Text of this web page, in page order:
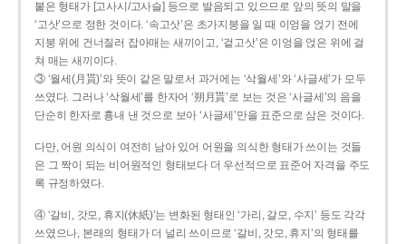
붙은 형태가 [고사시/고사슬] 등으로 발음되고 있으므로 앞의 뜻의 말을
‘고삿’으로 정한 것이다. ‘속고삿’은 초가지붕을 일 때 이엉을 얹기 전에
지붕 위에 건너질러 잡아매는 새끼이고, ‘겉고삿’은 이엉을 얹은 위에 걸
쳐 매는 새끼이다.
③ ‘월세(月貰)’와 뜻이 같은 말로서 과거에는 ‘삭월세’와 ‘사글세’가 모두
쓰였다. 그러나 ‘삭월세’를 한자어 ‘朔月貰’로 보는 것은 ‘사글세’의 음을
단순히 한자로 흉내 낸 것으로 보아 ‘사글세’만을 표준으로 삼은 것이다.
다만, 어원 의식이 여전히 남아 있어 어원을 의식한 형태가 쓰이는 것들
은 그 짝이 되는 비어원적인 형태보다 더 우선적으로 표준어 자격을 주도
록 규정하였다.
④ ‘갈비, 갓모, 휴지(休紙)’는 변화된 형태인 ‘가리, 갈모, 수지’ 등도 각각
쓰였으나, 본래의 형태가 더 널리 쓰이므로 ‘갈비, 갓모, 휴지’의 형태를